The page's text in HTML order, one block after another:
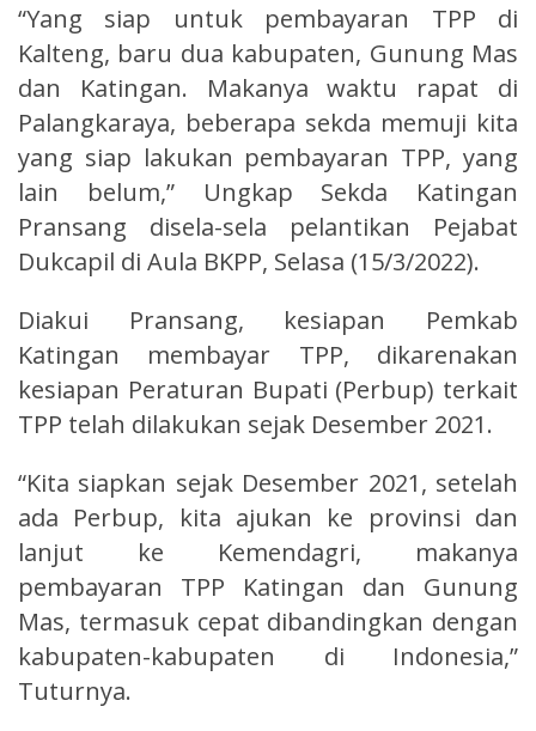
“Yang siap untuk pembayaran TPP di
Kalteng, baru dua kabupaten, Gunung Mas
dan Katingan. Makanya waktu rapat di
Palangkaraya, beberapa sekda memuji kita
yang siap lakukan pembayaran TPP, yang
lain belum,” Ungkap Sekda Katingan
Pransang disela-sela pelantikan Pejabat
Dukcapil di Aula BKPP, Selasa (15/3/2022).
Diakui Pransang, kesiapan Pemkab
Katingan membayar TPP, dikarenakan
kesiapan Peraturan Bupati (Perbup) terkait
TPP telah dilakukan sejak Desember 2021.
“Kita siapkan sejak Desember 2021, setelah
ada Perbup, kita ajukan ke provinsi dan
lanjut ke Kemendagri, makanya
pembayaran TPP Katingan dan Gunung
Mas, termasuk cepat dibandingkan dengan
kabupaten-kabupaten di Indonesia,”
Tuturnya.